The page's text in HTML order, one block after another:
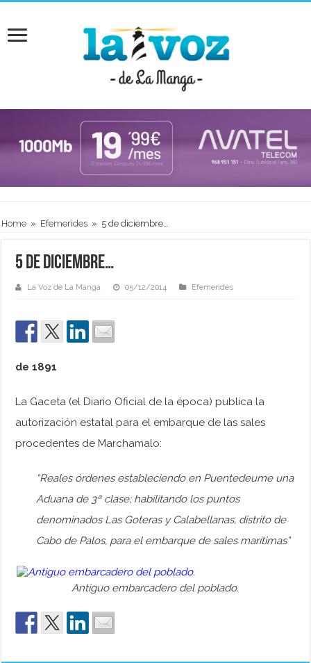
Home » Efemerides » 5 de diciembre…
5 de diciembre…
La Voz de La Manga 05/12/2014 Efemerides
de 1891
La Gaceta (el Diario Oficial de la época) publica la
autorización estatal para el embarque de las sales
procedentes de Marchamalo:
“Reales órdenes estableciendo en Puentedeume una
Aduana de 3ª clase; habilitando los puntos
denominados Las Goteras y Calabellanas, distrito de
Cabo de Palos, para el embarque de sales marítimas”
Antiguo embarcadero del poblado.